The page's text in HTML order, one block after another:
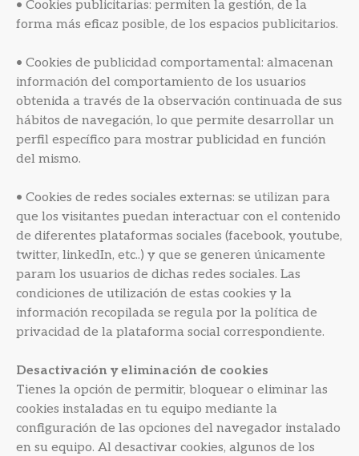
• Cookies publicitarias: permiten la gestión, de la
forma más eficaz posible, de los espacios publicitarios.
• Cookies de publicidad comportamental: almacenan
información del comportamiento de los usuarios
obtenida a través de la observación continuada de sus
hábitos de navegación, lo que permite desarrollar un
perfil específico para mostrar publicidad en función
del mismo.
• Cookies de redes sociales externas: se utilizan para
que los visitantes puedan interactuar con el contenido
de diferentes plataformas sociales (facebook, youtube,
twitter, linkedIn, etc..) y que se generen únicamente
param los usuarios de dichas redes sociales. Las
condiciones de utilización de estas cookies y la
información recopilada se regula por la política de
privacidad de la plataforma social correspondiente.
Desactivación y eliminación de cookies
Tienes la opción de permitir, bloquear o eliminar las
cookies instaladas en tu equipo mediante la
configuración de las opciones del navegador instalado
en su equipo. Al desactivar cookies, algunos de los